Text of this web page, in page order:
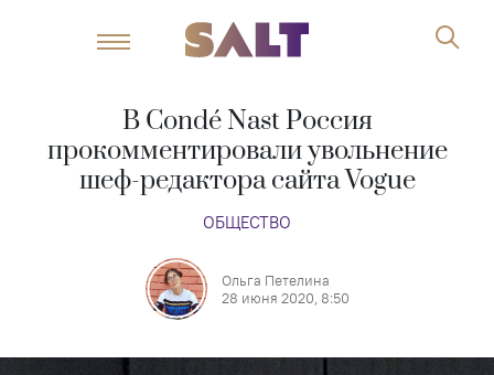
В Condé Nast Россия
прокомментировали увольнение
шеф-редактора сайта Vogue
ОБЩЕСТВО
Ольга Петелина
28 июня 2020, 8:50